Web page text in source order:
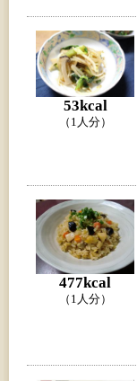
53kcal
（1人分）
477kcal
（1人分）